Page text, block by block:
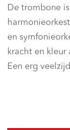
De trombone
en
kracht en kleur
Een erg